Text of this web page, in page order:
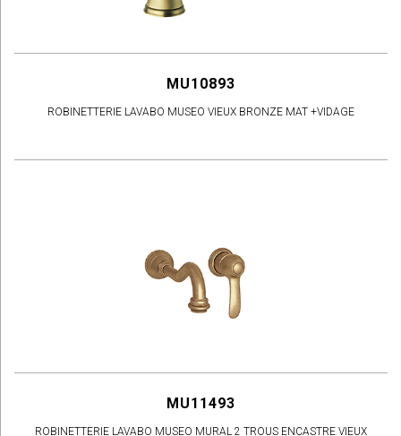
MU10893
ROBINETTERIE LAVABO MUSEO VIEUX BRONZE MAT +VIDAGE
MU11493
ROBINETTERIE LAVABO MUSEO MURAL 2 TROUS ENCASTRE VIEUX